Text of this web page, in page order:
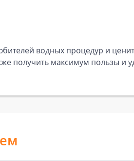
водных процедур и
получить максимум пользы и